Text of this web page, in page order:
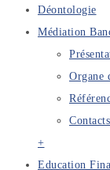
Déontologie
Médiation
Organe
+
Education